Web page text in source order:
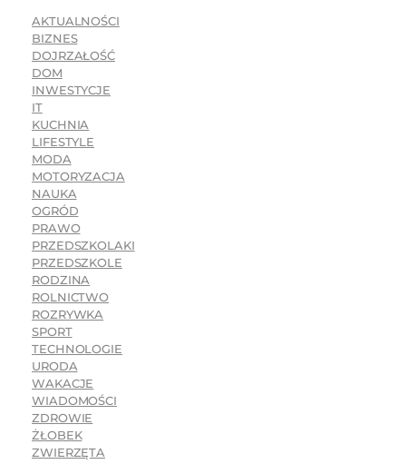
AKTUALNOŚCI
BIZNES
DOJRZAŁOŚĆ
DOM
INWESTYCJE
IT
KUCHNIA
LIFESTYLE
MODA
MOTORYZACJA
NAUKA
OGRÓD
PRAWO
PRZEDSZKOLAKI
PRZEDSZKOLE
RODZINA
ROLNICTWO
ROZRYWKA
SPORT
TECHNOLOGIE
URODA
WAKACJE
WIADOMOŚCI
ZDROWIE
ŻŁOBEK
ZWIERZĘTA